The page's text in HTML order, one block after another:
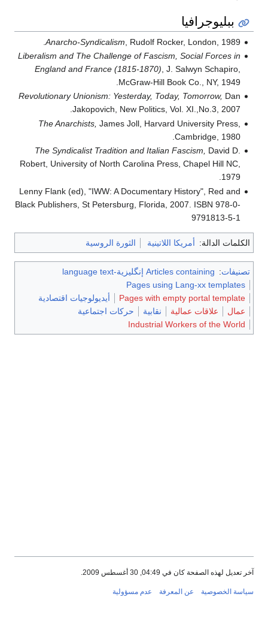
ببليوجرافيا
Anarcho-Syndicalism , Rudolf Rocker, London, 1989.
Liberalism and The Challenge of Fascism, Social Forces in
England and France (1815-1870) , J. Salwyn Schapiro,
McGraw-Hill Book Co., NY, 1949.
Revolutionary Unionism: Yesterday, Today, Tomorrow, Dan
Jakopovich, New Politics, Vol. XI.,No.3, 2007.
The Anarchists, James Joll, Harvard University Press,
Cambridge, 1980.
The Syndicalist Tradition and Italian Fascism,
David D.
Robert, University of North Carolina Press, Chapel Hill NC,
1979.
Lenny Flank (ed), "IWW: A Documentary History", Red and
Black Publishers, St Petersburg, Florida, 2007. ISBN 978-0-
9791813-5-1
الكلمات الدالة: أمريكا اللاتينية الثورة الروسية
تصنيفات: Articles containing إنگليزية-language text
Pages using Lang-xx templates
Pages with empty portal template
أيديولوجيات اقتصادية
عمال
علاقات عمالية نقابية
حركات اجتماعية
Industrial Workers of the World
آخر تعديل لهذه الصفحة كان في 04:49, 30 أغسطس 2009.
سياسة الخصوصية عن المعرفة عدم مسؤولية